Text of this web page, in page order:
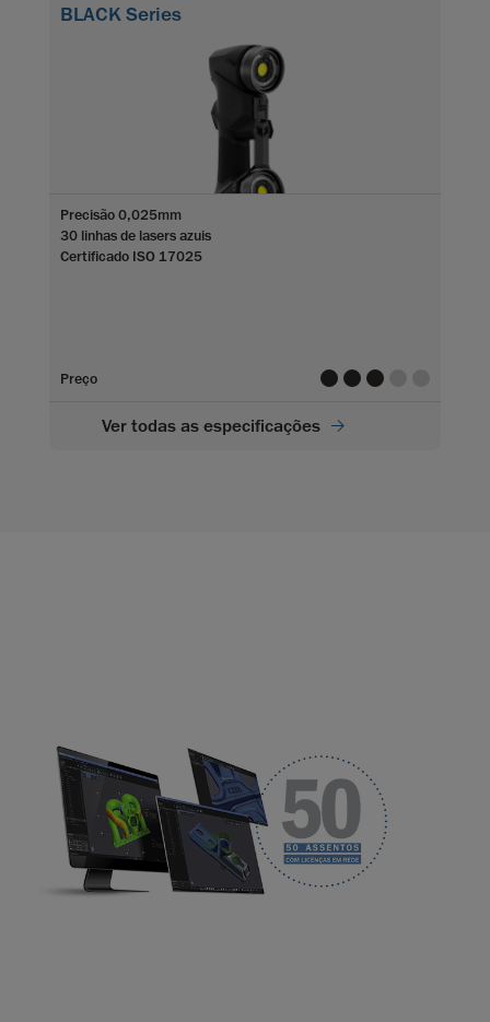
BLACK Series
Precisão 0,025mm
30 linhas de lasers azuis
Certificado ISO 17025
Preço valuevaluevalue
Ver todas as especificações